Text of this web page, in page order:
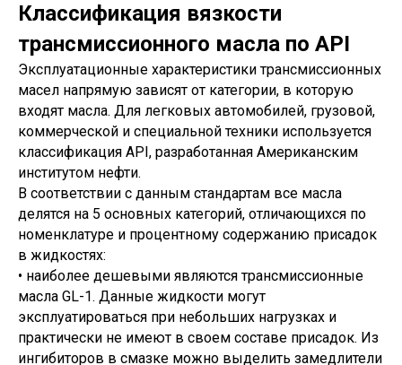
Классификация вязкости
трансмиссионного масла по API
Эксплуатационные характеристики трансмиссионных
масел напрямую зависят от категории, в которую
входят масла. Для легковых автомобилей, грузовой,
коммерческой и специальной техники используется
классификация API, разработанная Американским
институтом нефти.
В соответствии с данным стандартам все масла
делятся на 5 основных категорий, отличающихся по
номенклатуре и процентному содержанию присадок
в жидкостях:
• наиболее дешевыми являются трансмиссионные
масла GL-1. Данные жидкости могут
эксплуатироваться при небольших нагрузках и
практически не имеют в своем составе присадок. Из
ингибиторов в смазке можно выделить замедлители